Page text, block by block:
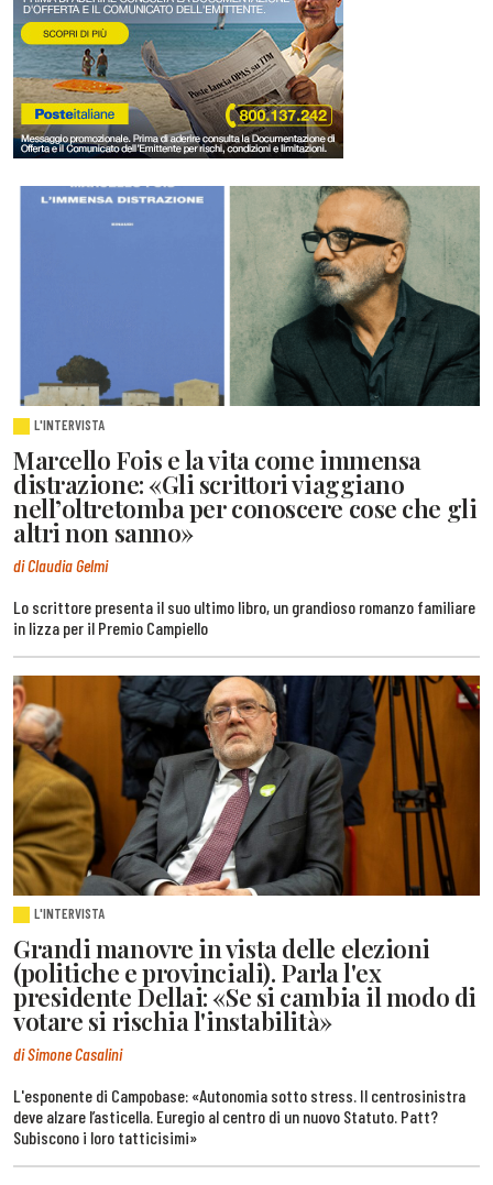
L'INTERVISTA
Marcello Fois e la vita come immensa
distrazione: «Gli scrittori viaggiano
nell’oltretomba per conoscere cose che gli
altri non sanno»
di Claudia Gelmi
Lo scrittore presenta il suo ultimo libro, un grandioso romanzo familiare
in lizza per il Premio Campiello
L'INTERVISTA
Grandi manovre in vista delle elezioni
(politiche e provinciali). Parla l'ex
presidente Dellai: «Se si cambia il modo di
votare si rischia l'instabilità»
di Simone Casalini
L'esponente di Campobase: «Autonomia sotto stress. Il centrosinistra
deve alzare l’asticella. Euregio al centro di un nuovo Statuto. Patt?
Subiscono i loro tatticisimi»